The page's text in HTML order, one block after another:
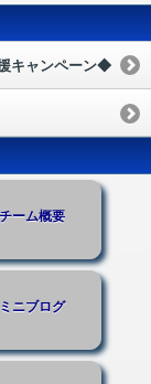
キャンペーン◆
チーム概要
ミニブログ